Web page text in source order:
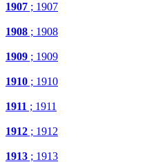
1907 ; 1907
1908 ; 1908
1909 ; 1909
1910 ; 1910
1911 ; 1911
1912 ; 1912
1913 ; 1913